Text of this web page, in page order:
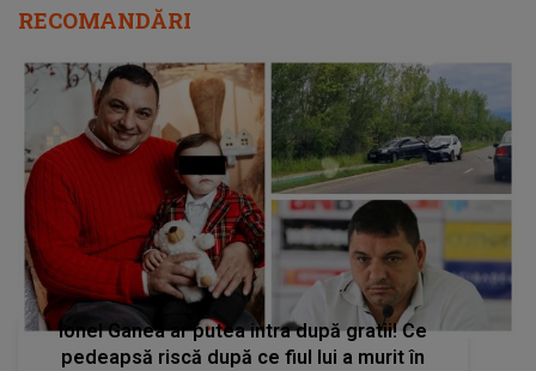
Ionel Ganea ar putea intra după gratii! Ce
pedeapsă riscă după ce fiul lui a murit în
urma accidentului grav provocat chiar de
fostul atacant al echipei naționale: "Cu
siguranță se va ține cont"